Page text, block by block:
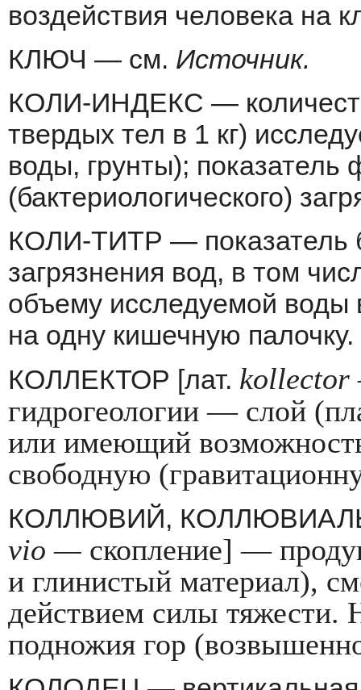
воздействия человека на
КЛЮЧ — см. Источник.
КОЛИ-ИНДЕКС —
твер­дых тел в 1 кг)
воды, грунты); по­казатель
(бактериологического)
КОЛИ-ТИТР — показатель
загрязнения вод, в том
объему исследуемой
на одну кишечную палочку.
КОЛЛЕКТОР [лат. kollector
гидрогеологии — слой
или имеющий
свободную
КОЛЛЮВИЙ,
vio — скопление] —
и глинистый материал),
действием силы тяжести.
подножия гор